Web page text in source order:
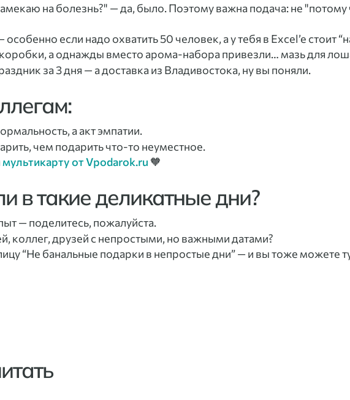
на болезнь?" — да, было. Поэтому важна подача: не "потому
если надо охватить 50 человек, а у тебя в Excel’e стоит
а однажды вместо арома-набора привезли… мазь для
за 3 дня — а доставка из Владивостока, ну вы поняли.
а акт эмпатии.
чем подарить что-то неуместное.
мультикарту от Vpodarok.ru 🧡
в такие деликатные дни?
— поделитесь, пожалуйста.
коллег, друзей с непростыми, но важными датами?
“Не банальные подарки в непростые дни” — и вы тоже можете